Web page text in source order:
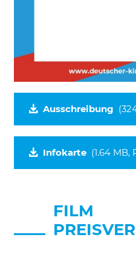
Ausschreibung
Infokarte (1.64 MB,
FILM
External Content
YouTube, Instagram or
Cookie
Marketing und
verwendet, um
aktivieren. Hierbei